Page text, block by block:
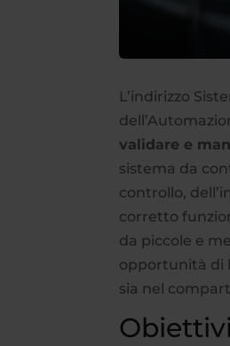
L’indirizzo
validare e
sistema da
controllo,
corretto
da piccole e
opportunità di
sia nel
Obiettivi